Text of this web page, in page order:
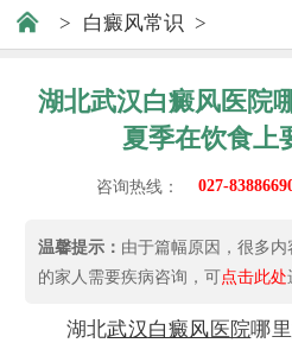
> 白癜风常识 >
湖北武汉白癜风医院
夏季在饮食上
咨询热线： 027-
温馨提示： 由于篇幅原因，很多
的家人需要疾病咨询，可点击此处
湖北武汉白癜风 医院哪